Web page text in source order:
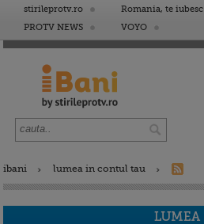
stirileprotv.ro Romania, te iubesc
PROTV NEWS
VOYO
ibani lumea in contul tau